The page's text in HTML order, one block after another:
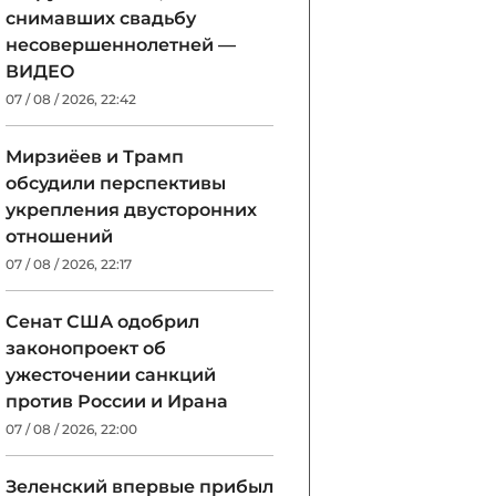
снимавших свадьбу
несовершеннолетней —
ВИДЕО
07 / 08 / 2026, 22:42
Мирзиёев и Трамп
обсудили перспективы
укрепления двусторонних
отношений
07 / 08 / 2026, 22:17
Сенат США одобрил
законопроект об
ужесточении санкций
против России и Ирана
07 / 08 / 2026, 22:00
Зеленский впервые прибыл